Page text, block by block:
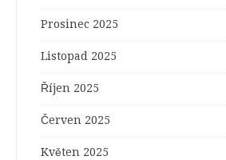
Prosinec 2025
Listopad 2025
Říjen 2025
Červen 2025
Květen 2025